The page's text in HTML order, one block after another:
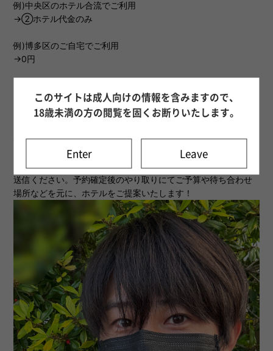
例)中央区のホテル合流でご利用
→②ホテル代金のみ
例)博多区のご自宅でご利用
→0円
Q:ホテル施術希望だけど、どのホテルが良いかわからない
ーーーーーーーーーーーーーーーーーーーーーーーーーー
@unmomo_hayashun
▶︎またはご予約の際に、ホテルに関する部分の記入を省略して
送信ください。予約確定後のやり取りにてご予算や待ち合わせ
場所などを元に、ホテルをご提案いたします！
このサイトは成人向けの情報を含みますので、
18歳未満の方の閲覧を固くお断りいたします。
Enter Leave